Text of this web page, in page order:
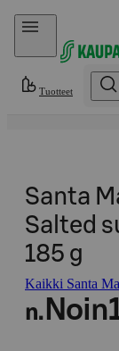
Hyppää sisältöön
Tuotteet
Santa
Salted
185 g
Kaikki Santa
n. Noin